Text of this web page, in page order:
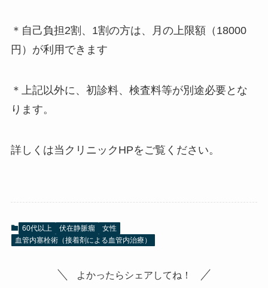
＊自己負担2割、1割の方は、月の上限額（18000
円）が利用できます
＊上記以外に、初診料、検査料等が別途必要とな
ります。
詳しくは当クリニックHPをご覧ください。
60代以上 伏在静脈瘤
女性
血管内塞栓術（接着剤による血管内治療）
よかったらシェアしてね！